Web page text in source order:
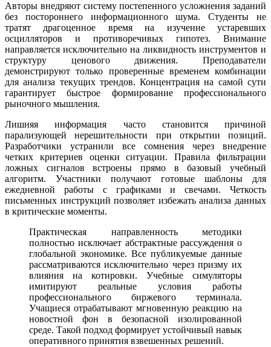
Авторы внедряют систему постепенного усложнения заданий
без постороннего информационного шума. Студенты не
тратят драгоценное время на изучение устаревших
осцилляторов и противоречивых гипотез. Внимание
направляется исключительно на ликвидность инструментов и
структуру ценового движения. Преподаватели
демонстрируют только проверенные временем комбинации
для анализа текущих трендов. Концентрация на самой сути
гарантирует быстрое формирование профессионального
рыночного мышления.
Лишняя информация часто становится причиной
парализующей нерешительности при открытии позиций.
Разработчики устранили все сомнения через внедрение
четких критериев оценки ситуации. Правила фильтрации
ложных сигналов встроены прямо в базовый учебный
алгоритм. Участники получают готовые шаблоны для
ежедневной работы с графиками и свечами. Четкость
письменных инструкций позволяет избежать анализа данных
в критические моменты.
Практическая направленность методики
полностью исключает абстрактные рассуждения о
глобальной экономике. Все публикуемые данные
рассматриваются исключительно через призму их
влияния на котировки. Учебные симуляторы
имитируют реальные условия работы
профессионального биржевого терминала.
Учащиеся отрабатывают мгновенную реакцию на
новостной фон в безопасной изолированной
среде. Такой подход формирует устойчивый навык
оперативного принятия взвешенных решений.